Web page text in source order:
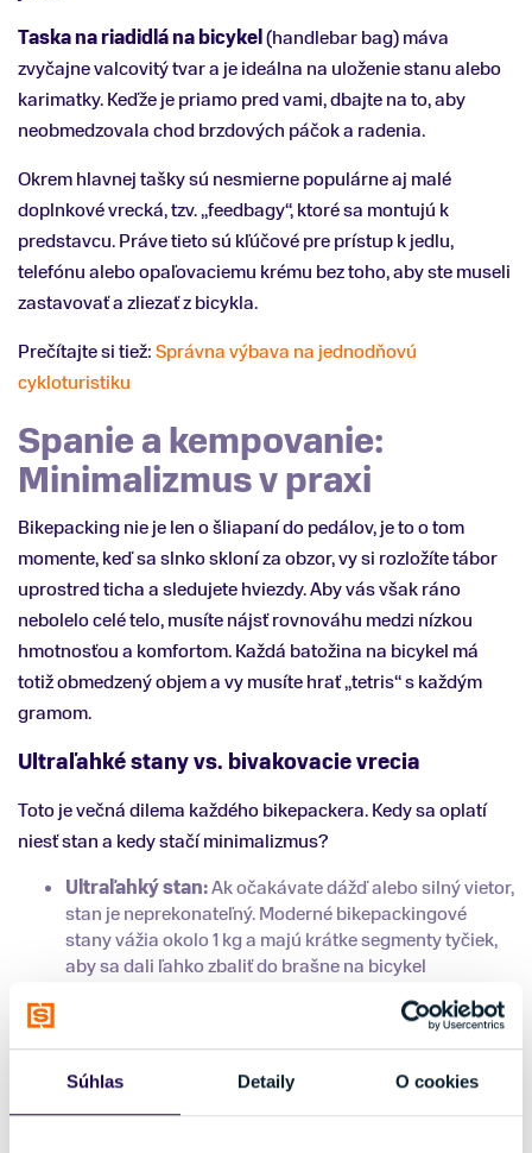
Súhlas Detaily O cookies
Taska na riadidlá na bicykel(handlebar bag) máva
zvyčajne valcovitý tvar a je ideálna na uloženie stanu alebo
karimatky. Keďže je priamo pred vami, dbajte na to, aby
neobmedzovala chod brzdových páčok a radenia.
Okrem hlavnej tašky sú nesmierne populárne aj malé
doplnkové vrecká, tzv. „feedbagy“, ktoré sa montujú k
predstavcu. Práve tieto sú kľúčové pre prístup k jedlu,
telefónu alebo opaľovaciemu krému bez toho, aby ste museli
zastavovať a zliezať z bicykla.
Prečítajte si tiež:Správna výbava na jednodňovú
cykloturistiku
Spanie a kempovanie:
Minimalizmus v praxi
Bikepacking nie je len o šliapaní do pedálov, je to o tom
momente, keď sa slnko skloní za obzor, vy si rozložíte tábor
uprostred ticha a sledujete hviezdy. Aby vás však ráno
nebolelo celé telo, musíte nájsť rovnováhu medzi nízkou
hmotnosťou a komfortom. Každá batožina na bicykel má
totiž obmedzený objem a vy musíte hrať „tetris“ s každým
gramom.
Ultraľahké stany vs. bivakovacie vrecia
Toto je večná dilema každého bikepackera. Kedy sa oplatí
niesť stan a kedy stačí minimalizmus?
Ultraľahký stan:Ak očakávate dážď alebo silný vietor,
stan je neprekonateľný. Moderné bikepackingové
stany vážia okolo 1 kg a majú krátke segmenty tyčiek,
aby sa dali ľahko zbaliť do brašne na bicykel
Voľba pre puristov. Je
to v podstate nepremokavý obal na spacák. Výhodou
je extrémne nízka hmotnosť a rýchlosť prípravy.
Nevýhodou je kondenzácia vlhkosti a fakt, že ak prší, aj
rannú kávu si budete musieť vypiť v daždi.